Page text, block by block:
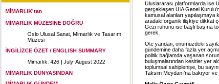
MİMARLIK'tan
MİMARLIK MÜZESİNE DOĞRU
Oslo Ulusal Sanat, Mimarlık ve Tasarım
Müzesi
İNGİLİZCE ÖZET / ENGLISH SUMMARY
Mimarlık. 426 | July-August 2022
MİMARLIK DÜNYASINDAN
Uluslararası platformlarda ise
gerçekleşen UIA Genel
kamusal alanları yapılaşmaya
aradaki organik ilişkiye dikkat
Gezi ruhunu ise başlı başına
gerek.
Öte yandan, önümüzdeki
gündemine daha fazla yer
politik bağlamda yaşanan
buluşmalarından kesitler yer
toplumsal sahiplenişe, bu
Taksim Meydanı’na bakıyor